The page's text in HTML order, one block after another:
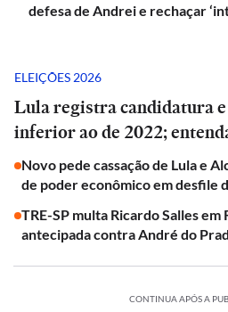
defesa de Andrei e rechaçar
ELEIÇÕES 2026
Lula registra candidatura
inferior ao de 2022;
Novo pede cassação de Lula e
de poder econômico em desfile
TRE-SP multa Ricardo Salles
antecipada contra André do
CONTINUA APÓS A